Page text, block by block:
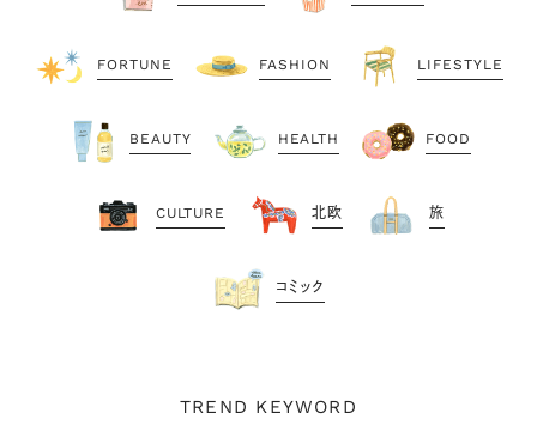
FORTUNE FASHION LIFESTYLE
BEAUTY HEALTH FOOD
CULTURE 北欧 旅
コミック
TREND KEYWORD